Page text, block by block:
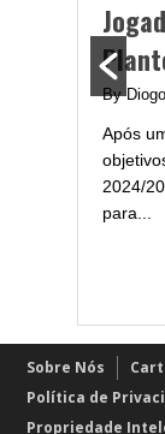
By
Após
2024/
para...
Sobre Nós
Política de
Propriedade